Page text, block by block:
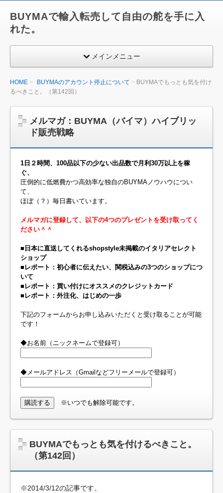
BUYMAで輸入転売して自由の舵を手に入
れた。
メインメニュー
HOME BUYMAのアカウント停止について
BUYMAでもっとも気を付け
るべきこと。（第142回）
メルマガ：BUYMA（バイマ）ハイブリッ
ド販売戦略
1日２時間、100品以下の少ない出品数で月利30万以上を稼
ぐ、
圧倒的に低燃費かつ高効率な独自のBUYMAノウハウについ
て、
ほぼ（？）毎日書いています。
メルマガに登録して、以下の4つのプレゼントを受け取ってく
ださい＾＾
■日本に直送してくれるshopstyle未掲載のイタリアセレクト
ショップ
■レポート：初心者に伝えたい、関税込みの3つのショップにつ
いて
■レポート：買い付けにオススメのクレジットカード
■レポート：外注化、はじめの一歩
下記のフォームからお申し込みいただくと受け取ることが可能
です！
◆お名前（ニックネームで登録可）
◆メールアドレス（Gmailなどフリーメールで登録可）
※いつでも解除可能です。
BUYMAでもっとも気を付けるべきこと。
（第142回）
※2014/3/12の記事です。